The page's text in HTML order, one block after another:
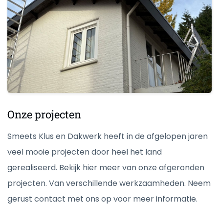
Onze projecten
Smeets Klus en Dakwerk heeft in de afgelopen jaren
veel mooie projecten door heel het land
gerealiseerd. Bekijk hier meer van onze afgeronden
projecten. Van verschillende werkzaamheden. Neem
gerust contact met ons op voor meer informatie.